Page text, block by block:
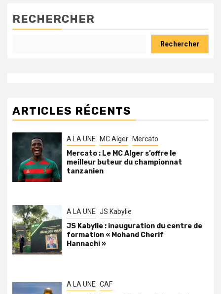
RECHERCHER
Rechercher
ARTICLES RÉCENTS
A LA UNE MC Alger Mercato
Mercato : Le MC Alger s’offre le
meilleur buteur du championnat
tanzanien
A LA UNE JS Kabylie
JS Kabylie : inauguration du centre de
formation « Mohand Cherif
Hannachi »
A LA UNE CAF